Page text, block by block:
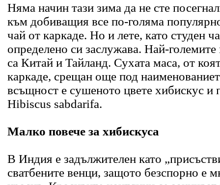
Няма начин тази зима да не сте
към добиващия все по-голяма
чай от каркаде. Но и лете, като студен
определено си заслужава. Най-
са Китай и Тайланд. Сухата маса, от
каркаде, срещан още под
всъщност е сушеното цвете хибискус и
Hibiscus sabdarifa.
Малко повече за хибискуса
В Индия е задължителен като
сватбените венци, защото безспорно е